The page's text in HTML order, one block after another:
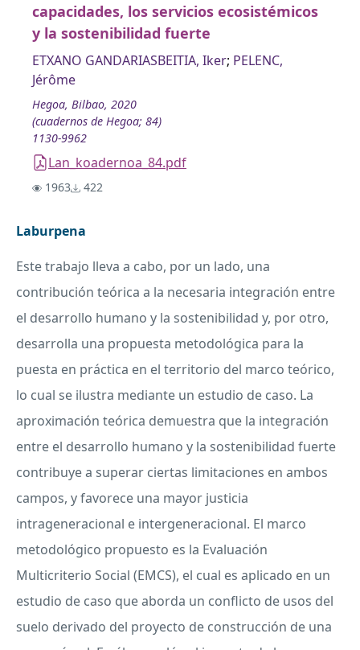
capacidades, los servicios ecosistémicos
y la sostenibilidad fuerte
ETXANO GANDARIASBEITIA, Iker; PELENC,
Jérôme
Hegoa, Bilbao, 2020
(cuadernos de Hegoa; 84)
1130-9962
Lan_koadernoa_84.pdf
1963 422
Laburpena
Este trabajo lleva a cabo, por un lado, una
contribución teórica a la necesaria integración entre
el desarrollo humano y la sostenibilidad y, por otro,
desarrolla una propuesta metodológica para la
puesta en práctica en el territorio del marco teórico,
lo cual se ilustra mediante un estudio de caso. La
aproximación teórica demuestra que la integración
entre el desarrollo humano y la sostenibilidad fuerte
contribuye a superar ciertas limitaciones en ambos
campos, y favorece una mayor justicia
intrageneracional e intergeneracional. El marco
metodológico propuesto es la Evaluación
Multicriterio Social (EMCS), el cual es aplicado en un
estudio de caso que aborda un conflicto de usos del
suelo derivado del proyecto de construcción de una